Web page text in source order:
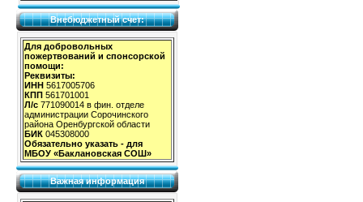
Внебюджетный счет:
Для добровольных
пожертвований и спонсорской
помощи:
Реквизиты:
ИНН 5617005706
КПП 561701001
Л/с 771090014 в фин. отделе
администрации Сорочинского
района Оренбургской области
БИК 045308000
Обязательно указать - для
МБОУ «Баклановская СОШ»
Важная информация